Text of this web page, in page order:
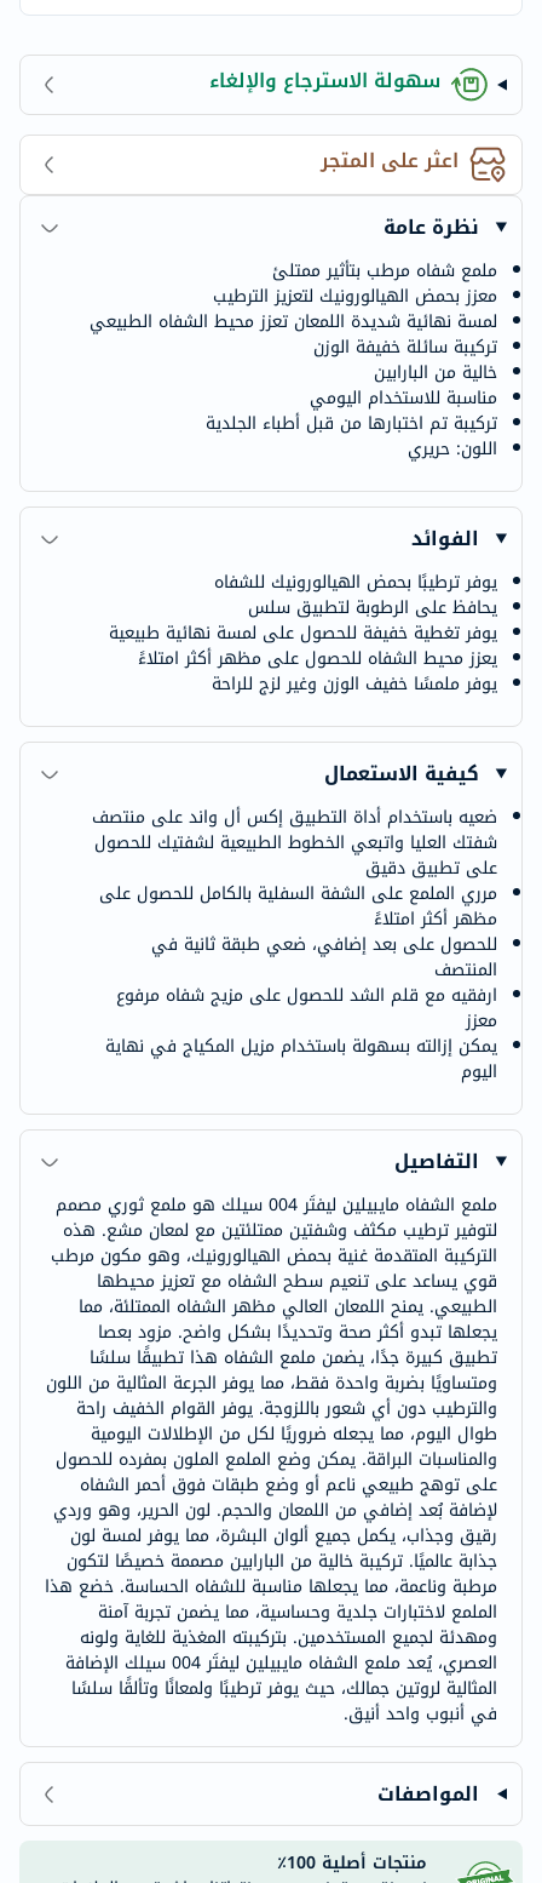
سهولة الاسترجاع والإلغاء
اعثر على المتجر
نظرة عامة
ملمع شفاه مرطب بتأثير ممتلئ
معزز بحمض الهيالورونيك لتعزيز الترطيب
لمسة نهائية شديدة اللمعان تعزز محيط الشفاه الطبيعي
تركيبة سائلة خفيفة الوزن
خالية من البارابين
مناسبة للاستخدام اليومي
تركيبة تم اختبارها من قبل أطباء الجلدية
اللون: حريري
الفوائد
يوفر ترطيبًا بحمض الهيالورونيك للشفاه
يحافظ على الرطوبة لتطبيق سلس
يوفر تغطية خفيفة للحصول على لمسة نهائية طبيعية
يعزز محيط الشفاه للحصول على مظهر أكثر امتلاءً
يوفر ملمسًا خفيف الوزن وغير لزج للراحة
كيفية الاستعمال
ضعيه باستخدام أداة التطبيق إكس أل واند على منتصف
شفتك العليا واتبعي الخطوط الطبيعية لشفتيك للحصول
على تطبيق دقيق
مرري الملمع على الشفة السفلية بالكامل للحصول على
مظهر أكثر امتلاءً
للحصول على بعد إضافي، ضعي طبقة ثانية في
المنتصف
ارفقيه مع قلم الشد للحصول على مزيج شفاه مرفوع
معزز
يمكن إزالته بسهولة باستخدام مزيل المكياج في نهاية
اليوم
التفاصيل
ملمع الشفاه مايبيلين ليفتَر 004 سيلك هو ملمع ثوري مصمم
لتوفير ترطيب مكثف وشفتين ممتلئتين مع لمعان مشع. هذه
التركيبة المتقدمة غنية بحمض الهيالورونيك، وهو مكون مرطب
قوي يساعد على تنعيم سطح الشفاه مع تعزيز محيطها
الطبيعي. يمنح اللمعان العالي مظهر الشفاه الممتلئة، مما
يجعلها تبدو أكثر صحة وتحديدًا بشكل واضح. مزود بعصا
تطبيق كبيرة جدًا، يضمن ملمع الشفاه هذا تطبيقًا سلسًا
ومتساويًا بضربة واحدة فقط، مما يوفر الجرعة المثالية من اللون
والترطيب دون أي شعور باللزوجة. يوفر القوام الخفيف راحة
طوال اليوم، مما يجعله ضروريًا لكل من الإطلالات اليومية
والمناسبات البراقة. يمكن وضع الملمع الملون بمفرده للحصول
على توهج طبيعي ناعم أو وضع طبقات فوق أحمر الشفاه
لإضافة بُعد إضافي من اللمعان والحجم. لون الحرير، وهو وردي
رقيق وجذاب، يكمل جميع ألوان البشرة، مما يوفر لمسة لون
جذابة عالميًا. تركيبة خالية من البارابين مصممة خصيصًا لتكون
مرطبة وناعمة، مما يجعلها مناسبة للشفاه الحساسة. خضع هذا
الملمع لاختبارات جلدية وحساسية، مما يضمن تجربة آمنة
ومهدئة لجميع المستخدمين. بتركيبته المغذية للغاية ولونه
العصري، يُعد ملمع الشفاه مايبيلين ليفتَر 004 سيلك الإضافة
المثالية لروتين جمالك، حيث يوفر ترطيبًا ولمعانًا وتألقًا سلسًا
في أنبوب واحد أنيق.
المواصفات
منتجات أصلية 100٪